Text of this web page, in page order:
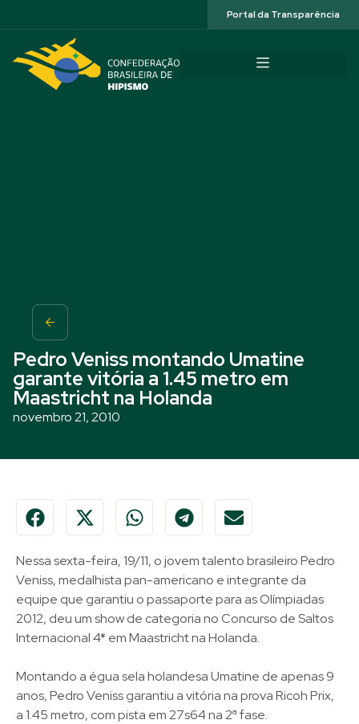
Portal da Transparência
Pedro Veniss montando Umatine
garante vitória a 1.45 metro em
Maastricht na Holanda
novembro 21, 2010
Nessa sexta-feira, 19/11, o jovem talento brasileiro Pedro
Veniss, medalhista pan-americano e integrante da
equipe que garantiu o passaporte para as Olímpiadas
2012, deu um show de categoria no Concurso de Saltos
Internacional 4* em Maastricht na Holanda.
Montando a égua sela holandesa Umatine de apenas 9
anos, Pedro Veniss garantiu a vitória na prova Ricoh Prix,
a 1.45 metro, com pista em 27s64 na 2ª fase.